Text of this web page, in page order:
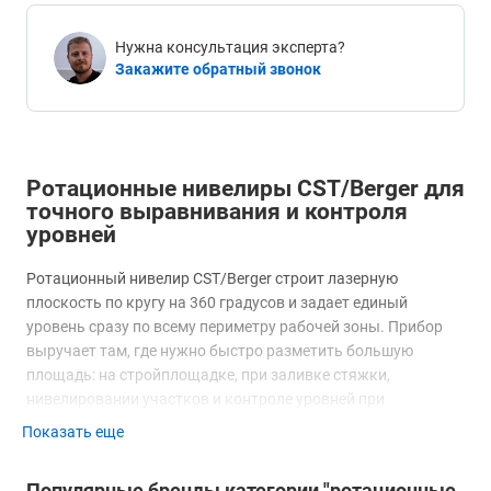
Нужна консультация эксперта?
Закажите обратный звонок
Ротационные нивелиры CST/Berger для
точного выравнивания и контроля
уровней
Ротационный нивелир CST/Berger строит лазерную
плоскость по кругу на 360 градусов и задает единый
уровень сразу по всему периметру рабочей зоны. Прибор
выручает там, где нужно быстро разметить большую
площадь: на стройплощадке, при заливке стяжки,
нивелировании участков и контроле уровней при
бетонировании. Вместо постоянных перестановок мастер
Показать еще